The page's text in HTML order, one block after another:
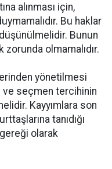
alınması için,
Bu haklar
Bunun
olmamalıdır.
yönetilmesi
ve seçmen tercihinin
Kayyımlara son
tanıdığı
olarak